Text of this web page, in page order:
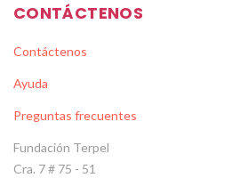
CONTÁCTENOS
Contáctenos
Ayuda
Preguntas frecuentes
Fundación Terpel
Cra. 7 # 75 - 51